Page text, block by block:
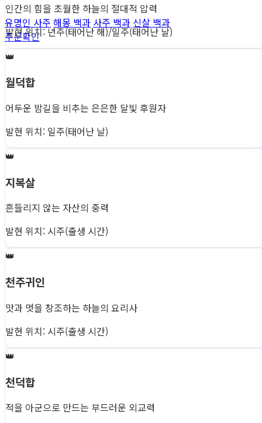
유명인 사주 해몽 백과 사주 백과 신살 백과
주문확인
인간의 힘을 초월한 하늘의 절대적 압력
발현 위치: 년주(태어난 해)/일주(태어난 날)
👑
월덕합
어두운 밤길을 비추는 은은한 달빛 후원자
발현 위치: 일주(태어난 날)
👑
지복살
흔들리지 않는 자산의 중력
발현 위치: 시주(출생 시간)
👑
천주귀인
맛과 멋을 창조하는 하늘의 요리사
발현 위치: 시주(출생 시간)
👑
천덕합
적을 아군으로 만드는 부드러운 외교력